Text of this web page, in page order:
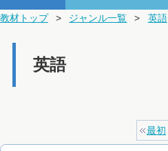
教材トップ > ジャンル一覧 > 英語
英語
最初